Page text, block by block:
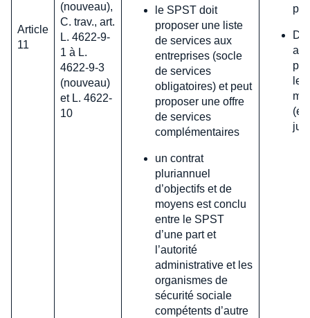
Article
11
(nouveau),
C. trav., art.
L. 4622-9-
1 à L.
4622-9-3
(nouveau)
et L. 4622-
10
le SPST doit
proposer une liste
de services aux
entreprises (socle
de services
obligatoires) et peut
proposer une offre
de services
complémentaires
un contrat
pluriannuel
d’objectifs et de
moyens est conclu
entre le SPST
d’une part et
l’autorité
administrative et les
organismes de
sécurité sociale
compétents d’autre